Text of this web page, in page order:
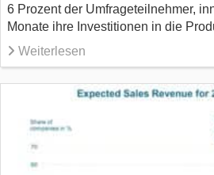
6 Prozent der Umfrageteilnehmer,
Monate ihre Investitionen in die
Weiterlesen